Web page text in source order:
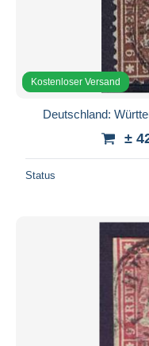
Kostenloser Versand
Deutschland:
±
Status